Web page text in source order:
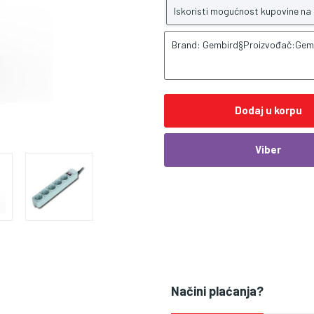
Iskoristi mogućnost kupovine
Brand:
Dodaj u korpu
Viber
Načini plaćanja?